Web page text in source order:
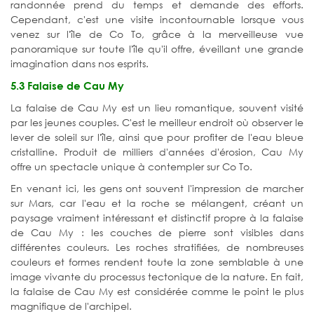
randonnée prend du temps et demande des efforts.
Cependant, c'est une visite incontournable lorsque vous
venez sur l'île de Co To, grâce à la merveilleuse vue
panoramique sur toute l'île qu'il offre, éveillant une grande
imagination dans nos esprits.
5.3 Falaise de Cau My
La falaise de Cau My est un lieu romantique, souvent visité
par les jeunes couples. C'est le meilleur endroit où observer le
lever de soleil sur l'île, ainsi que pour profiter de l'eau bleue
cristalline. Produit de milliers d'années d'érosion, Cau My
offre un spectacle unique à contempler sur Co To.
En venant ici, les gens ont souvent l'impression de marcher
sur Mars, car l'eau et la roche se mélangent, créant un
paysage vraiment intéressant et distinctif propre à la falaise
de Cau My : les couches de pierre sont visibles dans
différentes couleurs. Les roches stratifiées, de nombreuses
couleurs et formes rendent toute la zone semblable à une
image vivante du processus tectonique de la nature. En fait,
la falaise de Cau My est considérée comme le point le plus
magnifique de l'archipel.